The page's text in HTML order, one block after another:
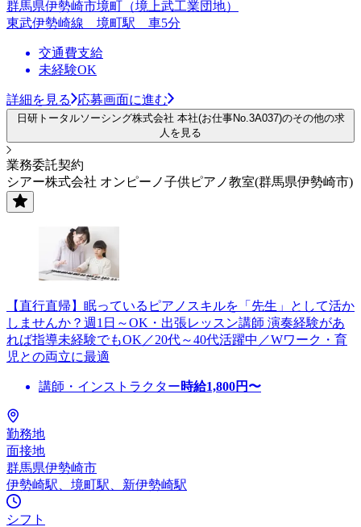
群馬県伊勢崎市境町（境上武工業団地）
東武伊勢崎線 境町駅 車5分
交通費支給
未経験OK
詳細を見る 応募画面に進む
日研トータルソーシング株式会社 本社(お仕事No.3A037)のその他の求
人を見る
業務委託契約
シアー株式会社 オンピーノ子供ピアノ教室(群馬県伊勢崎市)
【直行直帰】眠っているピアノスキルを「先生」として活か
しませんか？週1日～OK・出張レッスン講師 演奏経験があ
れば指導未経験でもOK／20代～40代活躍中／Wワーク・育
児との両立に最適
講師・インストラクター時給1,800円〜
勤務地
面接地
群馬県伊勢崎市
伊勢崎駅、境町駅、新伊勢崎駅
シフト